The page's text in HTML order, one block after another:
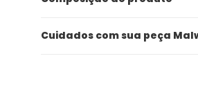
Cuidados com sua peça